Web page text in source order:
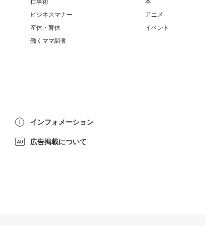
仕事術
ビジネスマナー
産休・育休
働くママ調査
本
アニメ
イベント
インフォメーション
広告掲載について